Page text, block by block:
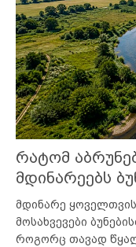
რატომ
მდინარეებს
მდინარე
მოსახვევები
როგორც თავად